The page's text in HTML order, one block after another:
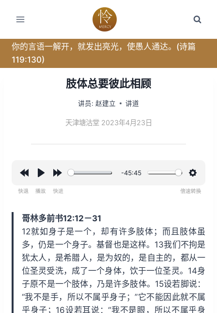
你的言语一解开，就发出亮光，使愚人通达。(诗篇
119:130)
肢体总要彼此相顾
讲员: 赵建立 讲道
天津塘沽堂 2023年4月23日
i
n
d
1
5
s
y
w
a
r
d
s
-45:45
哥林多前书12:12－31
12就如身子是一个，却有许多肢体；而且肢体虽
多，仍是一个身子。基督也是这样。13我们不拘是
犹太人，是希腊人，是为奴的，是自主的，都从一
位圣灵受洗，成了一个身体，饮于一位圣灵。14身
子原不是一个肢体，乃是许多肢体。15设若脚说：
“我不是手，所以不属乎身子；”它不能因此就不属
乎身子；16设若耳说：“我不是眼，所以不属乎身